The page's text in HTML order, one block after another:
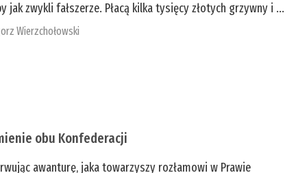
jak zwykli fałszerze. Płacą kilka tysięcy złotych grzywny i ...
Wierzchołowski
obu Konfederacji
awanturę, jaka towarzyszy rozłamowi w Prawie